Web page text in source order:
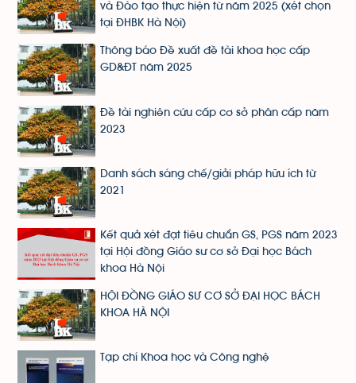
và Đào tạo thực hiện từ năm 2025 (xét chọn
tại ĐHBK Hà Nội)
Thông báo Đề xuất đề tài khoa học cấp
GD&ĐT năm 2025
Đề tài nghiên cứu cấp cơ sở phân cấp năm
2023
Danh sách sáng chế/giải pháp hữu ích từ
2021
Kết quả xét đạt tiêu chuẩn GS, PGS năm 2023
tại Hội đồng Giáo sư cơ sở Đại học Bách
khoa Hà Nội
HỘI ĐỒNG GIÁO SƯ CƠ SỞ ĐẠI HỌC BÁCH
KHOA HÀ NỘI
Tạp chí Khoa học và Công nghệ